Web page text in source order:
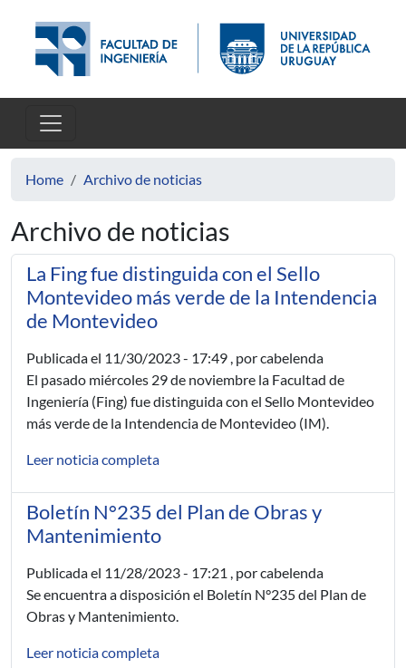
Home Archivo de noticias
Archivo de noticias
La Fing fue distinguida con el Sello
Montevideo más verde de la Intendencia
de Montevideo
Publicada el 11/30/2023 - 17:49 , por cabelenda
El pasado miércoles 29 de noviembre la Facultad de
Ingeniería (Fing) fue distinguida con el Sello Montevideo
más verde de la Intendencia de Montevideo (IM).
Leer noticia completa
Boletín N°235 del Plan de Obras y
Mantenimiento
Publicada el 11/28/2023 - 17:21 , por cabelenda
Se encuentra a disposición el Boletín N°235 del Plan de
Obras y Mantenimiento.
Leer noticia completa